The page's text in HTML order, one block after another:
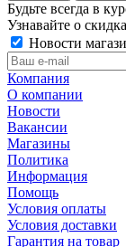
Будьте всегда в
Узнавайте о
Новости
Компания
О компании
Новости
Вакансии
Магазины
Политика
Информация
Помощь
Условия оплаты
Условия доставки
Гарантия на товар